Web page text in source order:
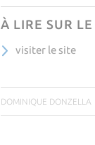
À LIRE SUR
visiter le site
DOMINIQUE DONZELLA